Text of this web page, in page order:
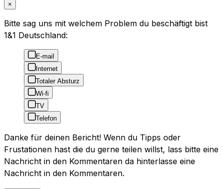
×
Bitte sag uns mit welchem Problem du beschäftigt bist
1&1 Deutschland:
E-mail
Internet
Totaler Absturz
Wi-fi
TV
Telefon
Danke für deinen Bericht! Wenn du Tipps oder
Frustationen hast die du gerne teilen willst, lass bitte eine
Nachricht in den Kommentaren da hinterlasse eine
Nachricht in den Kommentaren.